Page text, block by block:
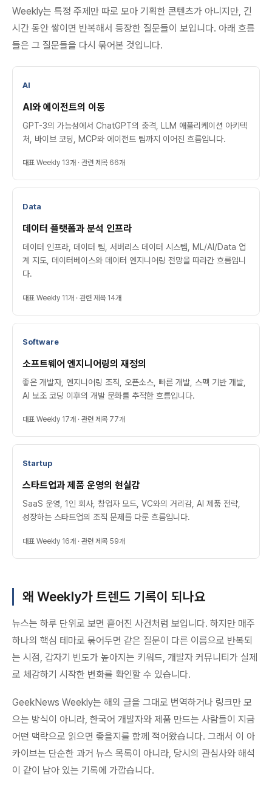
Weekly는 특정 주제만 따로 모아 기획한 콘텐츠가 아니지만, 긴
시간 동안 쌓이면 반복해서 등장한 질문들이 보입니다. 아래 흐름
들은 그 질문들을 다시 묶어본 것입니다.
AI
AI와 에이전트의 이동
GPT-3의 가능성에서 ChatGPT의 충격, LLM 애플리케이션 아키텍
처, 바이브 코딩, MCP와 에이전트 팀까지 이어진 흐름입니다.
대표 Weekly 13개 · 관련 제목 66개
Data
데이터 플랫폼과 분석 인프라
데이터 인프라, 데이터 팀, 서버리스 데이터 시스템, ML/AI/Data 업
계 지도, 데이터베이스와 데이터 엔지니어링 전망을 따라간 흐름입니
다.
대표 Weekly 11개 · 관련 제목 14개
Software
소프트웨어 엔지니어링의 재정의
좋은 개발자, 엔지니어링 조직, 오픈소스, 빠른 개발, 스펙 기반 개발,
AI 보조 코딩 이후의 개발 문화를 추적한 흐름입니다.
대표 Weekly 17개 · 관련 제목 77개
Startup
스타트업과 제품 운영의 현실감
SaaS 운영, 1인 회사, 창업자 모드, VC와의 거리감, AI 제품 전략,
성장하는 스타트업의 조직 문제를 다룬 흐름입니다.
대표 Weekly 16개 · 관련 제목 59개
왜 Weekly가 트렌드 기록이 되나요
뉴스는 하루 단위로 보면 흩어진 사건처럼 보입니다. 하지만 매주
하나의 핵심 테마로 묶어두면 같은 질문이 다른 이름으로 반복되
는 시점, 갑자기 빈도가 높아지는 키워드, 개발자 커뮤니티가 실제
로 체감하기 시작한 변화를 확인할 수 있습니다.
GeekNews Weekly는 해외 글을 그대로 번역하거나 링크만 모
으는 방식이 아니라, 한국어 개발자와 제품 만드는 사람들이 지금
어떤 맥락으로 읽으면 좋을지를 함께 적어왔습니다. 그래서 이 아
카이브는 단순한 과거 뉴스 목록이 아니라, 당시의 관심사와 해석
이 같이 남아 있는 기록에 가깝습니다.